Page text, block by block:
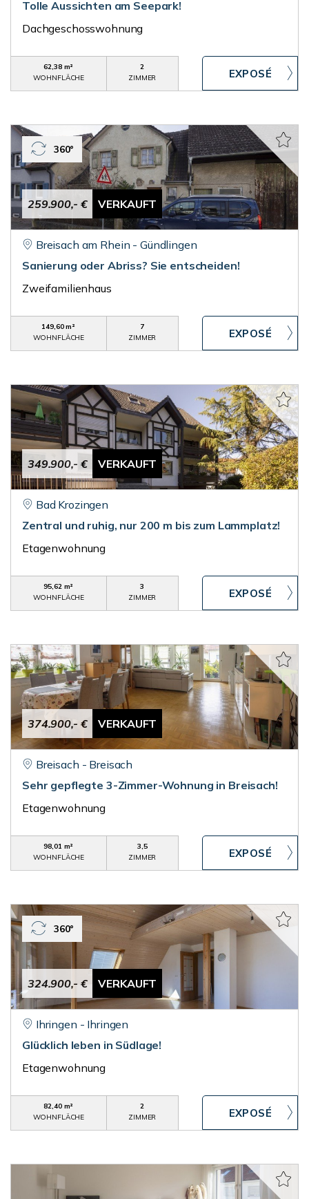
Tolle Aussichten am Seepark!
Dachgeschosswohnung
62,38 m²
WOHNFLÄCHE
2
ZIMMER
259.900,- € VERKAUFT
360°
Breisach am Rhein - Gündlingen
Sanierung oder Abriss? Sie entscheiden!
Zweifamilienhaus
149,60 m²
WOHNFLÄCHE
7
ZIMMER
349.900,- € VERKAUFT
Bad Krozingen
Zentral und ruhig, nur 200 m bis zum Lammplatz!
Etagenwohnung
95,62 m²
WOHNFLÄCHE
3
ZIMMER
374.900,- € VERKAUFT
Breisach - Breisach
Sehr gepflegte 3-Zimmer-Wohnung in Breisach!
Etagenwohnung
98,01 m²
WOHNFLÄCHE
3,5
ZIMMER
324.900,- € VERKAUFT
360°
Ihringen - Ihringen
Glücklich leben in Südlage!
Etagenwohnung
82,40 m²
WOHNFLÄCHE
2
ZIMMER